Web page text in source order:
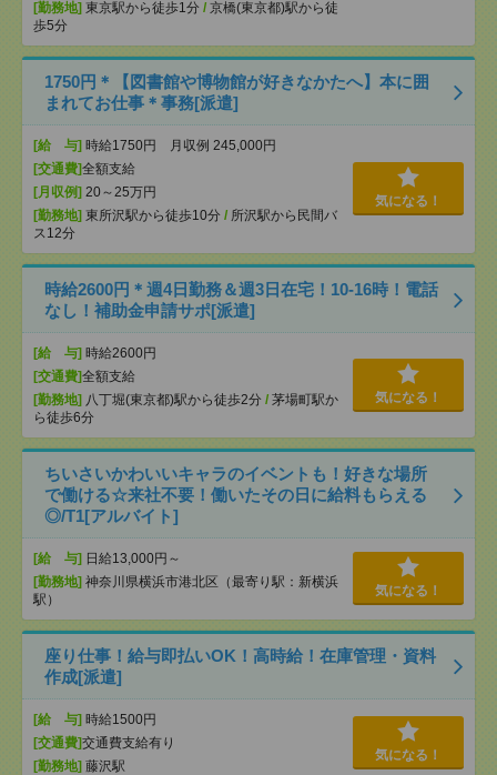
[勤務地] 東京駅から徒歩1分 / 京橋(東京都)駅から徒
歩5分
1750円＊【図書館や博物館が好きなかたへ】本に囲
まれてお仕事＊事務[派遣]
[給 与] 時給1750円 月収例 245,000円
[交通費]全額支給
[月収例] 20～25万円
[勤務地] 東所沢駅から徒歩10分 / 所沢駅から民間バ
ス12分
気になる！
時給2600円＊週4日勤務＆週3日在宅！10-16時！電話
なし！補助金申請サポ[派遣]
[給 与] 時給2600円
[交通費]全額支給
[勤務地] 八丁堀(東京都)駅から徒歩2分 / 茅場町駅か
ら徒歩6分
気になる！
ちいさいかわいいキャラのイベントも！好きな場所
で働ける☆来社不要！働いたその日に給料もらえる
◎/T1[アルバイト]
[給 与] 日給13,000円～
[勤務地] 神奈川県横浜市港北区（最寄り駅：新横浜
駅）
気になる！
座り仕事！給与即払いOK！高時給！在庫管理・資料
作成[派遣]
[給 与] 時給1500円
[交通費]交通費支給有り
[勤務地] 藤沢駅
気になる！